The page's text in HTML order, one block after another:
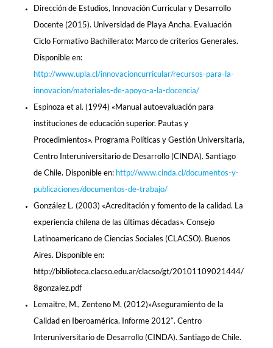
Dirección de Estudios, Innovación Curricular y Desarrollo
Docente (2015). Universidad de Playa Ancha. Evaluación
Ciclo Formativo Bachillerato: Marco de criterios Generales.
Disponible en:
http://www.upla.cl/innovacioncurricular/recursos-para-la-
innovacion/materiales-de-apoyo-a-la-docencia/
Espinoza et al. (1994) «Manual autoevaluación para
instituciones de educación superior. Pautas y
Procedimientos». Programa Políticas y Gestión Universitaria,
Centro Interuniversitario de Desarrollo (CINDA). Santiago
de Chile. Disponible en: http://www.cinda.cl/documentos-y-
publicaciones/documentos-de-trabajo/
González L. (2003) «Acreditación y fomento de la calidad. La
experiencia chilena de las últimas décadas». Consejo
Latinoamericano de Ciencias Sociales (CLACSO). Buenos
Aires. Disponible en:
http://biblioteca.clacso.edu.ar/clacso/gt/20101109021444/
8gonzalez.pdf
Lemaitre, M., Zenteno M. (2012)»Aseguramiento de la
Calidad en Iberoamérica. Informe 2012″. Centro
Interuniversitario de Desarrollo (CINDA). Santiago de Chile.